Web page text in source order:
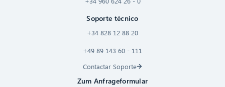
Soporte técnico
+34 828 12 88 20
+49 89 143 60 - 111
Contactar Soporte
Zum Anfrageformular